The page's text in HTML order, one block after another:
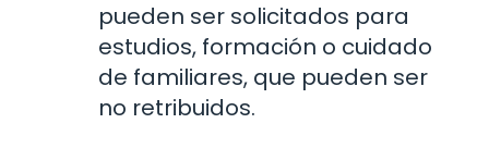
pueden ser solicitados para
estudios, formación o cuidado
de familiares, que pueden ser
no retribuidos.